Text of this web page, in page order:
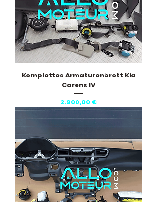
Komplettes Armaturenbrett Kia
Carens IV
Preis
2.900,00 €